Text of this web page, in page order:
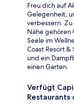
Freu dich auf
Gelegenheit,
verbessern.
Nähe gehören
Seele im
Coast Resort
und ein
einen Garten.
Verfügt
Restaurants